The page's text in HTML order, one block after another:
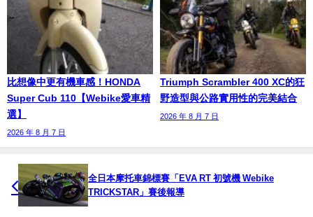
比想像中更有機車感！HONDA
Super Cub 110【Webike愛車精
選】
2026 年 8 月 7 日
Triumph Scrambler 400 XC的狂
野造型與公路實用性的完美結合
2026 年 8 月 7 日
全日本摩托車錦標賽「EVA RT 初號機 Webike
TRICKSTAR」賽後報導